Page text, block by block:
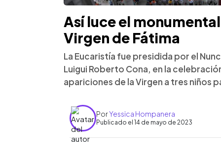
Así luce el
Virgen de Fátima
La Eucaristía fue presidida por el
Luigui Roberto Cona, en la
apariciones de la Virgen a tres niños
PorYessica Hompanera
Publicado el 14 de mayo de 2023